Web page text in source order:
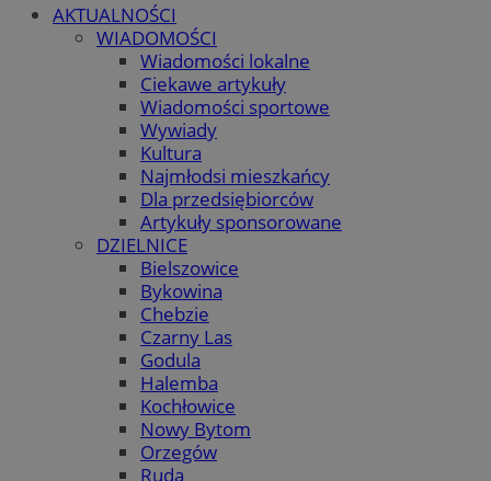
AKTUALNOŚCI
WIADOMOŚCI
Wiadomości lokalne
Ciekawe artykuły
Wiadomości sportowe
Wywiady
Kultura
Najmłodsi mieszkańcy
Dla przedsiębiorców
Artykuły sponsorowane
DZIELNICE
Bielszowice
Bykowina
Chebzie
Czarny Las
Godula
Halemba
Kochłowice
Nowy Bytom
Orzegów
Ruda